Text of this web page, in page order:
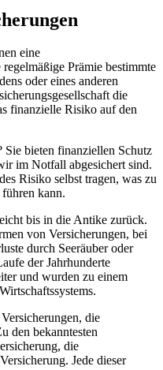
eine
Prämie bestimmte
oder eines anderen
die
finanzielle Risiko auf den
Sie bieten finanziellen Schutz
im Notfall abgesichert sind.
Risiko selbst tragen, was zu
kann.
bis in die Antike zurück.
von Versicherungen, bei
durch Seeräuber oder
der Jahrhunderte
und wurden zu einem
die
den bekanntesten
die
Jede dieser